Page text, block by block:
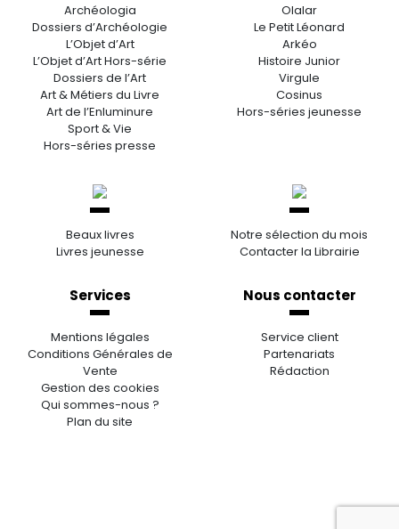
Archéologia
Dossiers d’Archéologie
L’Objet d’Art
L’Objet d’Art Hors-série
Dossiers de l’Art
Art & Métiers du Livre
Art de l’Enluminure
Sport & Vie
Hors-séries presse
Olalar
Le Petit Léonard
Arkéo
Histoire Junior
Virgule
Cosinus
Hors-séries jeunesse
Beaux livres
Livres jeunesse
Notre sélection du mois
Contacter la Librairie
Services
Mentions légales
Conditions Générales de
Vente
Gestion des cookies
Qui sommes-nous ?
Plan du site
Nous contacter
Service client
Partenariats
Rédaction